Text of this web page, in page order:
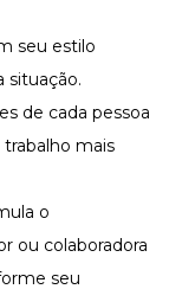
seu estilo
situação.
de cada pessoa
mais
o
ou colaboradora
seu